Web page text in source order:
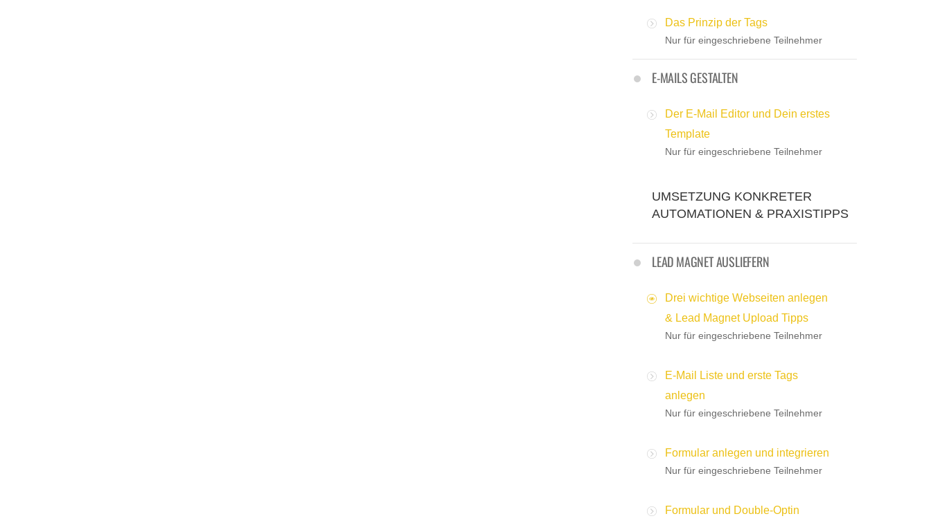
Das Prinzip der Tags
Nur für eingeschriebene Teilnehmer
E-MAILS GESTALTEN
Der E-Mail Editor und Dein erstes
Template
Nur für eingeschriebene Teilnehmer
UMSETZUNG KONKRETER
AUTOMATIONEN & PRAXISTIPPS
LEAD MAGNET AUSLIEFERN
Drei wichtige Webseiten anlegen
& Lead Magnet Upload Tipps
Nur für eingeschriebene Teilnehmer
E-Mail Liste und erste Tags
anlegen
Nur für eingeschriebene Teilnehmer
Formular anlegen und integrieren
Nur für eingeschriebene Teilnehmer
Formular und Double-Optin